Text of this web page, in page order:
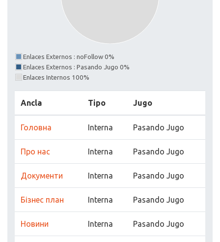
Enlaces Externos : noFollow 0%
Enlaces Externos : Pasando Jugo 0%
Enlaces Internos 100%
Ancla Tipo Jugo
Головна Interna Pasando Jugo
Про нас Interna Pasando Jugo
Документи Interna Pasando Jugo
Бізнес план Interna Pasando Jugo
Новини Interna Pasando Jugo